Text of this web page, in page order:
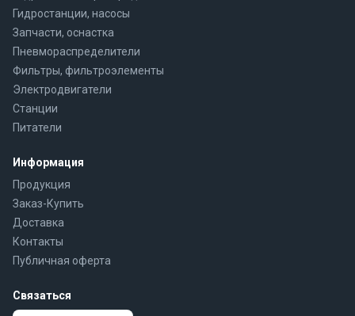
Гидростанции, насосы
Запчасти, оснастка
Пневмораспределители
Фильтры, фильтроэлементы
Электродвигатели
Станции
Питатели
Информация
Продукция
Заказ-Купить
Доставка
Контакты
Публичная оферта
Связаться